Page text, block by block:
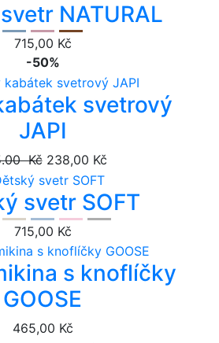
NATURAL
715,00 Kč
-50%
svetrový
JAPI
Kč 238,00 Kč
svetr SOFT
715,00 Kč
s knoflíčky
GOOSE
465,00 Kč